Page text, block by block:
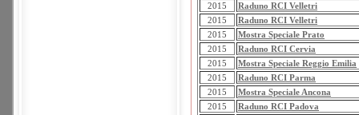
2015
Raduno RCI Velletri
2015
Raduno RCI Velletri
2015
Mostra Speciale Prato
2015
Raduno RCI Cervia
2015
Mostra Speciale Reggio Emilia
2015
Raduno RCI Parma
2015
Mostra Speciale Ancona
2015
Raduno RCI Padova